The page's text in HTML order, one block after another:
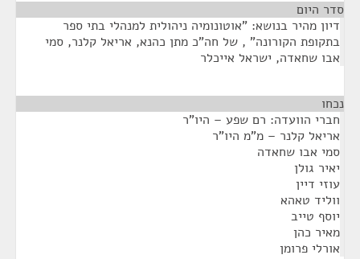
סדר היום
דיון מהיר בנושא: "אוטונומיה ניהולית למנהלי בתי ספר
בתקופת הקורונה" , של חה"כ מתן כהנא, אריאל קלנר, סמי
אבו שחאדה, ישראל אייכלר
נכחו
חברי הוועדה: רם שפע – היו"ר
אריאל קלנר – מ"מ היו"ר
סמי אבו שחאדה
יאיר גולן
עוזי דיין
ווליד טאהא
יוסף טייב
מאיר כהן
אורלי פרומן